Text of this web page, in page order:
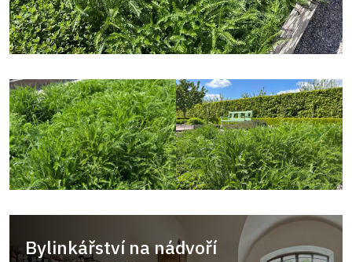
Bylinkářství na nádvoří